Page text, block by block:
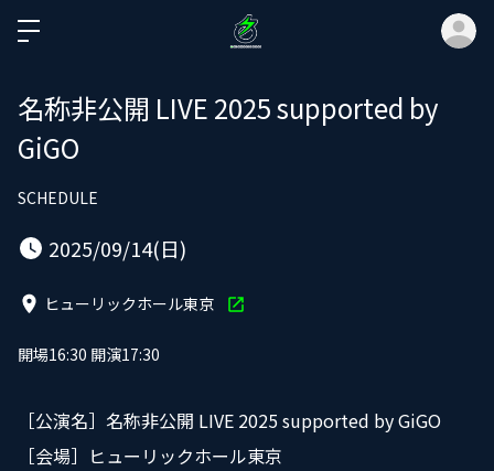
名称非公開 LIVE 2025 supported by
GiGO
SCHEDULE
2025/09/14(日)
ヒューリックホール東京
開場16:30 開演17:30
［公演名］名称非公開 LIVE 2025 supported by GiGO
［会場］ヒューリックホール東京